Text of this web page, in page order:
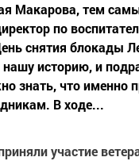
Макарова, тем
по
снятия блокады
нашу историю, и
знать, что именно
В ходе...
участие